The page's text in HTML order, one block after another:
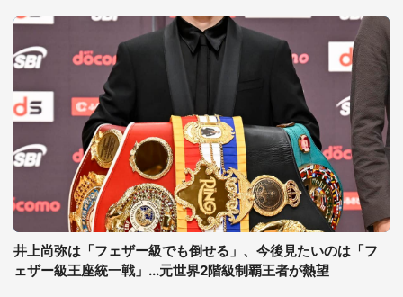
井上尚弥は「フェザー級でも倒せる」、今後見たいのは「フ
ェザー級王座統一戦」...元世界2階級制覇王者が熱望